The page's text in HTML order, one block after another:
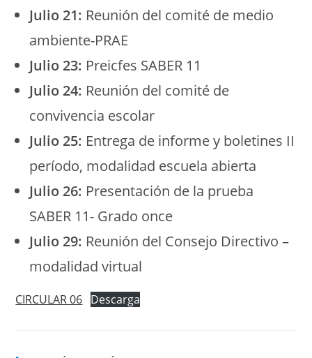
Julio 21: Reunión del comité de medio
ambiente-PRAE
Julio 23: Preicfes SABER 11
Julio 24: Reunión del comité de
convivencia escolar
Julio 25: Entrega de informe y boletines II
período, modalidad escuela abierta
Julio 26: Presentación de la prueba
SABER 11- Grado once
Julio 29: Reunión del Consejo Directivo –
modalidad virtual
CIRCULAR 06 Descarga